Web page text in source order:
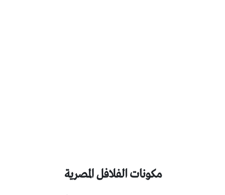
مكونات الفلافل المصرية